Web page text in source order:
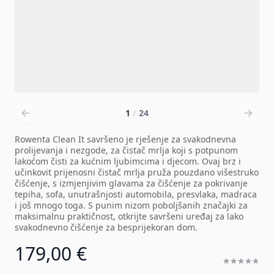
1 / 24
Rowenta Clean It savršeno je rješenje za svakodnevna
prolijevanja i nezgode, za čistač mrlja koji s potpunom
lakoćom čisti za kućnim ljubimcima i djecom. Ovaj brz i
učinkovit prijenosni čistač mrlja pruža pouzdano višestruko
čišćenje, s izmjenjivim glavama za čišćenje za pokrivanje
tepiha, sofa, unutrašnjosti automobila, presvlaka, madraca
i još mnogo toga. S punim nizom poboljšanih značajki za
maksimalnu praktičnost, otkrijte savršeni uređaj za lako
svakodnevno čišćenje za besprijekoran dom.
179,00 €